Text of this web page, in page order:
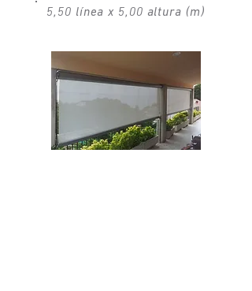
5,50 línea x 5,00 altura (m)